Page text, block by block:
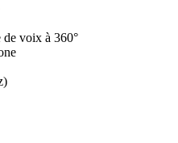
voix à 360°